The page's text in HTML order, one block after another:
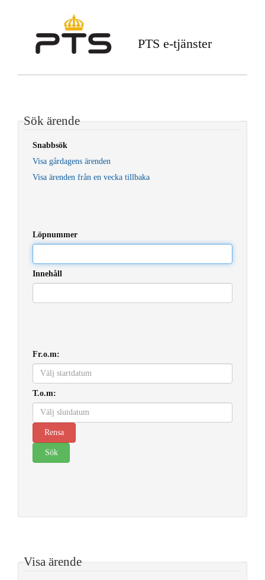
PTS e-tjänster
Sök ärende
Snabbsök
Visa gårdagens ärenden
Visa ärenden från en vecka tillbaka
Löpnummer
Innehåll
Fr.o.m:
T.o.m:
Visa ärende